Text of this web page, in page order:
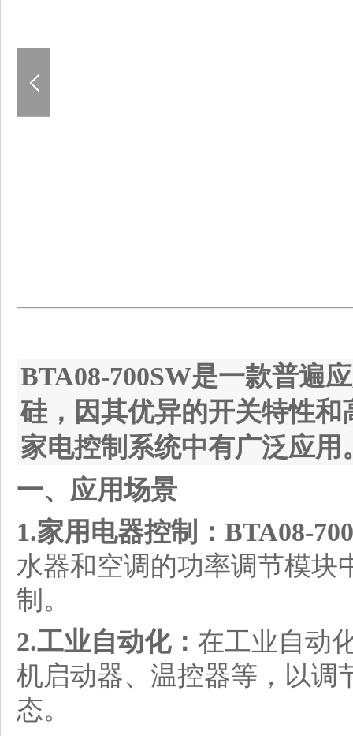
BTA08-700SW是一款普遍
硅，因其优异的开关特性
家电控制系统中有广泛应用
一、应用场景
1.家用电器控制： BTA08-
水器和空调的功率调节模块
制。
2.工业自动化： 在工业自动
机启动器、温控器等，以调
态。